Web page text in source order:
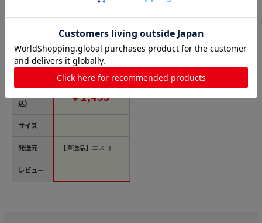
商品名
込)
サイズ
発送元
レビュー
エスコ EA628AT-3 φ1.
0x270mたこ糸(白) 1
【直送品】
￥1,453
【直送品】エスコ